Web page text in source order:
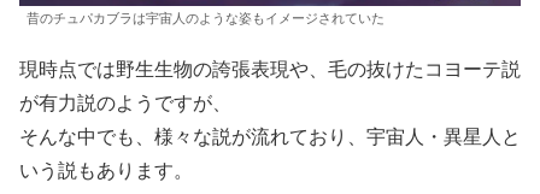
昔のチュパカブラは宇宙人のような姿もイメージされていた
現時点では野生生物の誇張表現や、毛の抜けたコヨーテ説
が有力説のようですが、
そんな中でも、様々な説が流れており、宇宙人・異星人と
いう説もあります。